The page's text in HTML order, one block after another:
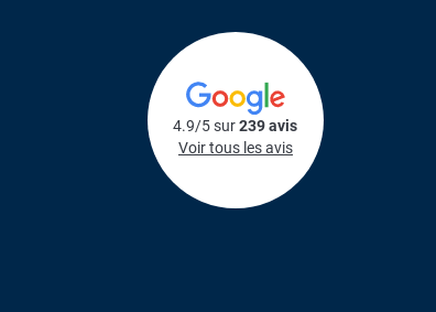
4.9/5 sur239 avis
Voir tous les avis